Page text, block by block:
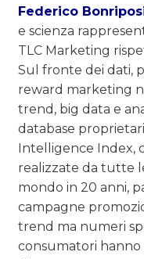
Federico
e scienza
TLC Marketing
Sul fronte dei dati,
reward marketing
trend, big data e
database
Intelligence Index,
realizzate da tutte
mondo in 20 anni,
campagne
trend ma numeri
consumatori